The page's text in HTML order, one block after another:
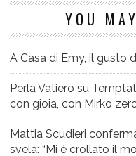
YOU
A Casa di Emy, il gusto
Perla Vatiero su
con gioia, con Mirko
Mattia Scudieri
svela: “Mi è crollato il